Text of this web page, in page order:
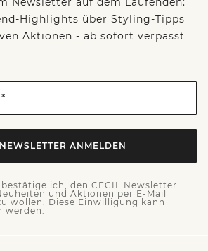
Highlights über Styling-Tipps
Aktionen - ab sofort verpasst
ANMELDEN
ich, den CECIL Newsletter
und Aktionen per E-Mail
wollen. Diese Einwilligung kann